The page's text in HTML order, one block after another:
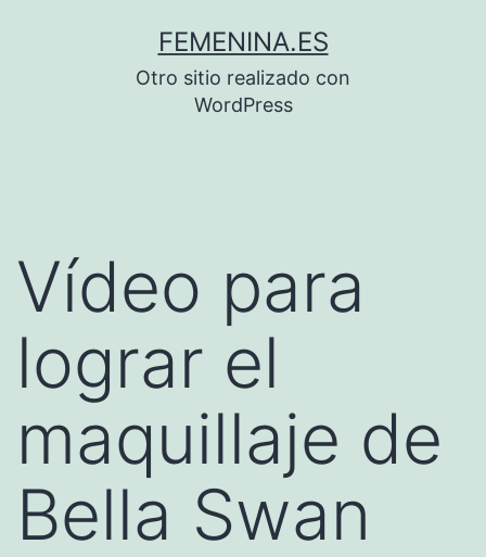
FEMENINA.ES
Otro sitio realizado con
WordPress
Vídeo para
lograr el
maquillaje de
Bella Swan